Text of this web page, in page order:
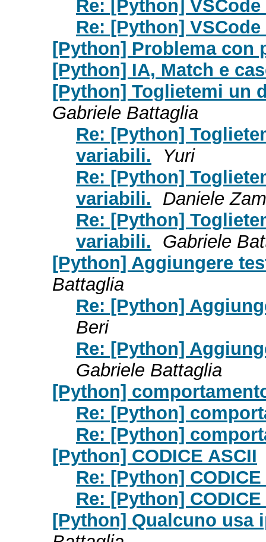
Re: [Python]
Re: [Python]
[Python] Problema con
[Python] IA, Match e
[Python] Toglietemi un
Gabriele Battaglia
Re: [Python]
variabili.
Yuri
Re: [Python]
variabili.
Daniele
Re: [Python]
variabili.
Gabriele
[Python] Aggiungere
Battaglia
Re: [Python]
Beri
Re: [Python]
Gabriele Battaglia
[Python]
Re: [Python]
Re: [Python]
[Python] CODICE ASCII
Re: [Python] CODICE
Re: [Python] CODICE
[Python] Qualcuno usa